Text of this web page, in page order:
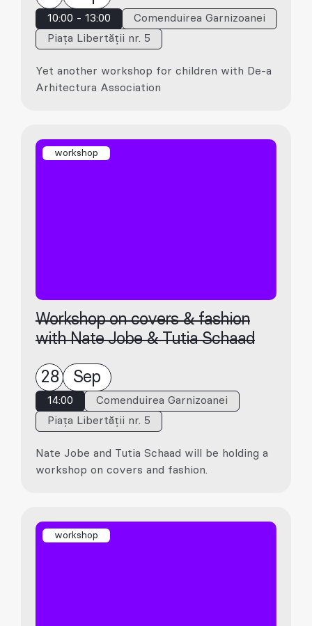
10:00 - 13:00
Comenduirea Garnizoanei
Piața Libertății nr. 5
Yet another workshop for children with De-a
Arhitectura Association
workshop
Workshop on covers & fashion
with Nate Jobe & Tutia Schaad
28 Sep
14:00
Comenduirea Garnizoanei
Piața Libertății nr. 5
Nate Jobe and Tutia Schaad will be holding a
workshop on covers and fashion.
workshop